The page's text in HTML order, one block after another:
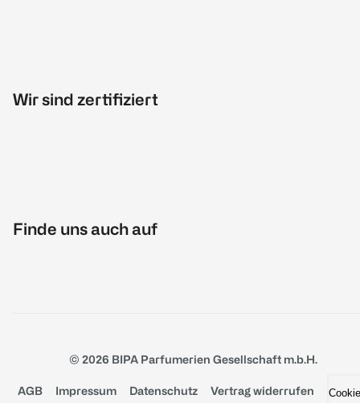
Wir sind zertifiziert
Finde uns auch auf
© 2026 BIPA Parfumerien Gesellschaft m.b.H.
AGB Impressum Datenschutz Vertrag widerrufen